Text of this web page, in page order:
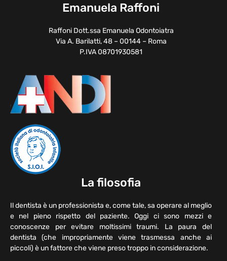
Emanuela Raffoni
Raffoni Dott.ssa Emanuela Odontoiatra
Via A. Barilatti, 48 – 00144 – Roma
P.IVA 08701930581
La filosofia
Il dentista è un professionista e, come tale, sa operare al meglio
e nel pieno rispetto del paziente. Oggi ci sono mezzi e
conoscenze per evitare moltissimi traumi. La paura del
dentista (che impropriamente viene trasmessa anche ai
piccoli) è un fattore che viene preso troppo in considerazione.